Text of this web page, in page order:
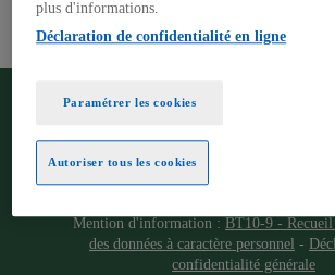
Mention d'information : BT10-9 -
des données à caractère personnel -
confidentialité générale
plus d'informations.
Déclaration de confidentialité en ligne
Autoriser tous les cookies
Paramétrer les cookies